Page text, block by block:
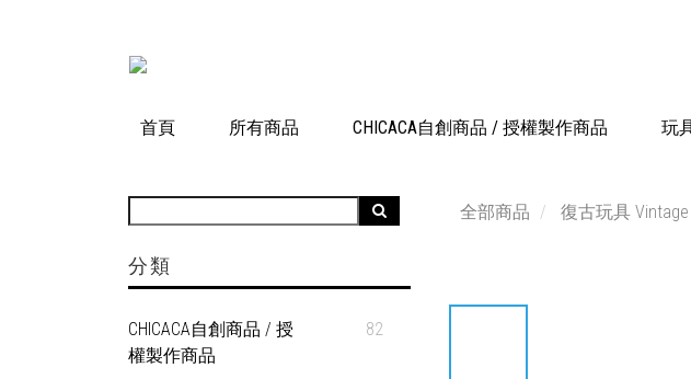
首頁 所有商品 CHICACA自創商品 / 授權製作商品 玩
分類
CHICACA自創商品 / 授
權製作商品
82
全部商品 復古玩具 Vintage